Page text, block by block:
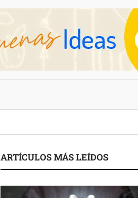
ARTÍCULOS MÁS LEÍDOS